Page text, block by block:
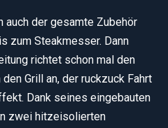
auch der gesamte Zubehör
zum Steakmesser. Dann
richtet schon mal den
Grill an, der ruckzuck Fahrt
Dank seines eingebauten
zwei hitzeisolierten